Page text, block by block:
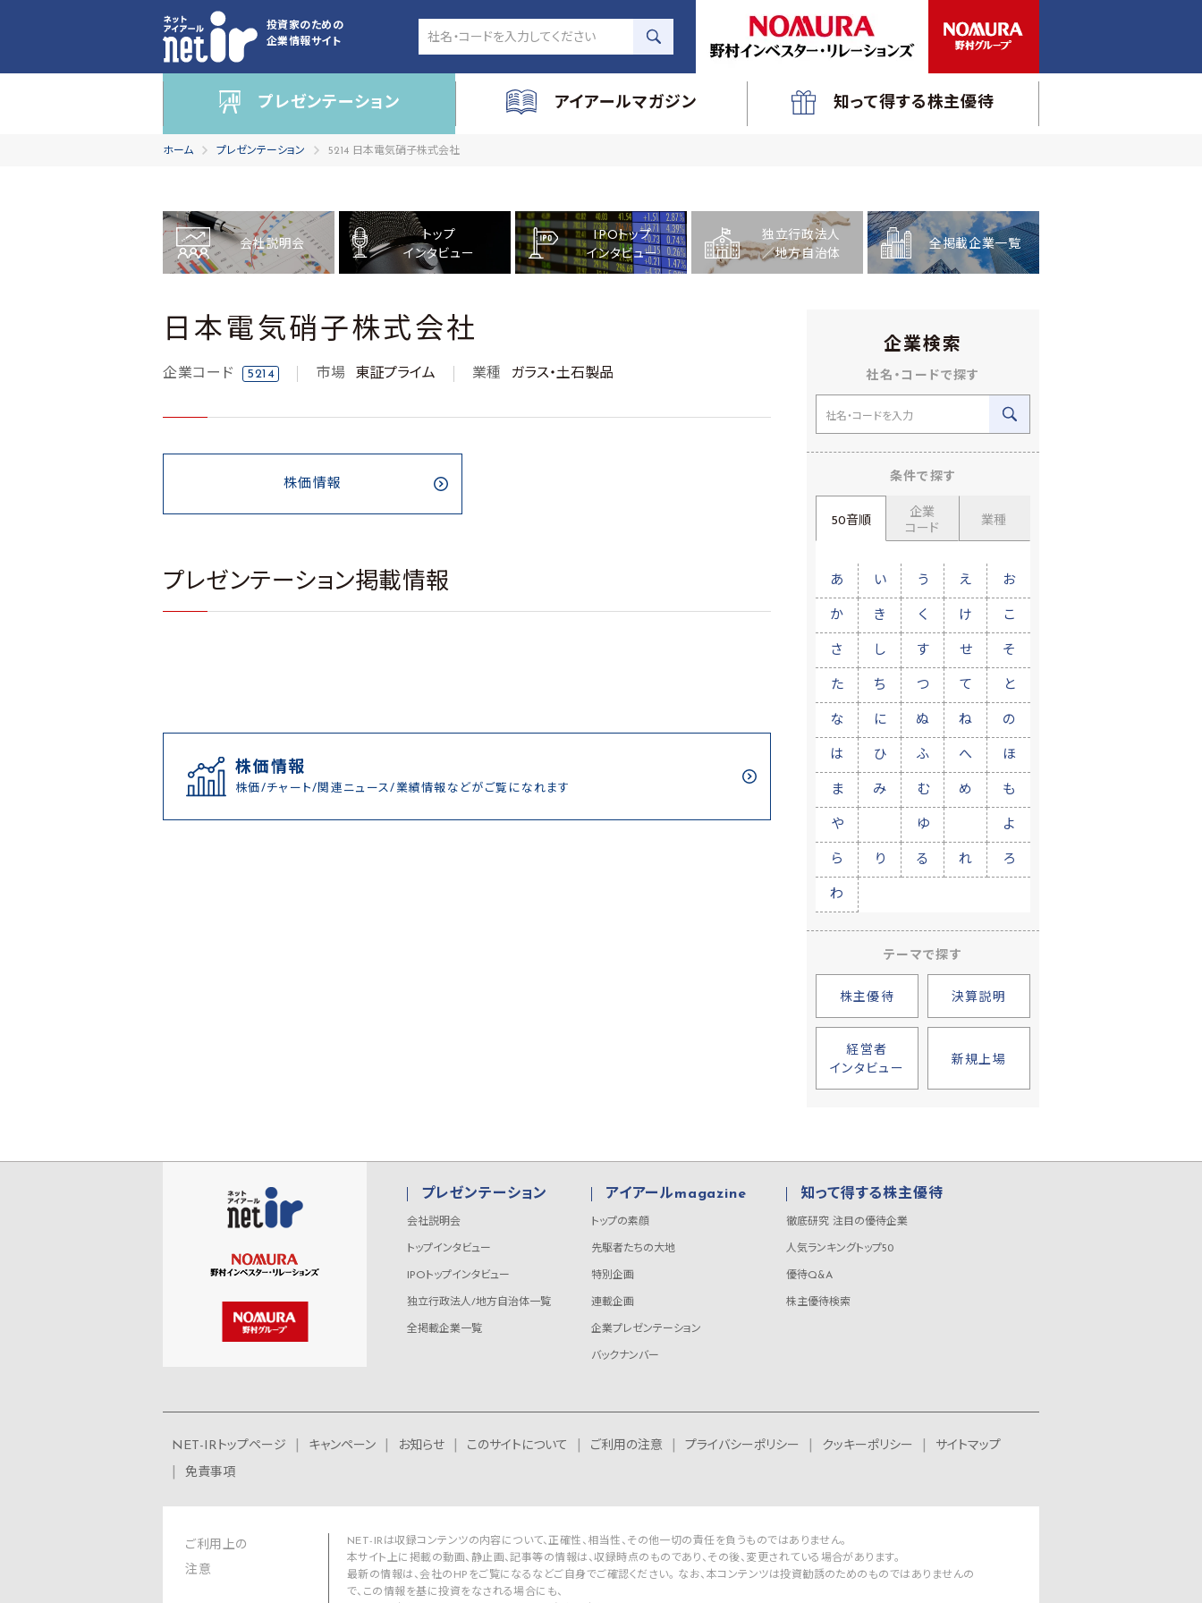
投資家のための
企業情報サイト
プレゼンテーション アイアールマガジン 知って得する株主優待
ホーム プレゼンテーション 5214 日本電気硝子株式会社
会社説明会
トップ
インタビュー
IPOトップ
インタビュー
独立行政法人
／地方自治体
全掲載企業一覧
日本電気硝子株式会社
企業コード 5214 市場 東証プライム 業種 ガラス・土石製品
株価情報
プレゼンテーション掲載情報
株価情報
株価/チャート/関連ニュース/業績情報などがご覧になれます
企業検索
社名・コードで探す
条件で探す
50音順
企業
コード
業種
あ い う え お
か き く け こ
さ し す せ そ
た ち つ て と
な に ぬ ね の
は ひ ふ へ ほ
ま み む め も
や ゆ よ
ら り る れ ろ
わ
テーマで探す
株主優待 決算説明
経営者
インタビュー
新規上場
プレゼンテーション
会社説明会
トップインタビュー
IPOトップインタビュー
独立行政法人/地方自治体一覧
全掲載企業一覧
アイアールmagazine
トップの素顔
先駆者たちの大地
特別企画
連載企画
企業プレゼンテーション
バックナンバー
知って得する株主優待
徹底研究 注目の優待企業
人気ランキングトップ50
優待Q&A
株主優待検索
NET-IRトップページ キャンペーン お知らせ このサイトについて ご利用の注意 プライバシーポリシー クッキーポリシー
サイトマップ
免責事項
ご利用上の
注意
NET-IRは収録コンテンツの内容について、正確性、相当性、その他一切の責任を負うものではありません。
本サイト上に掲載の動画、静止画、記事等の情報は、収録時点のものであり、その後、変更されている場合があります。
最新の情報は、会社のHPをご覧になるなどご自身でご確認ください。 なお、本コンテンツは投資勧誘のためのものではありませんの
で、この情報を基に投資をなされる場合にも、